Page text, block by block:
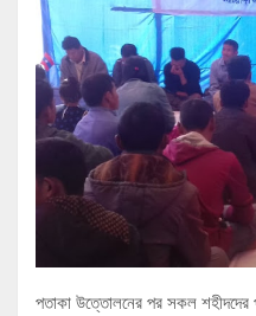
পতাকা উত্তোলনের পর সকল শহীদদের